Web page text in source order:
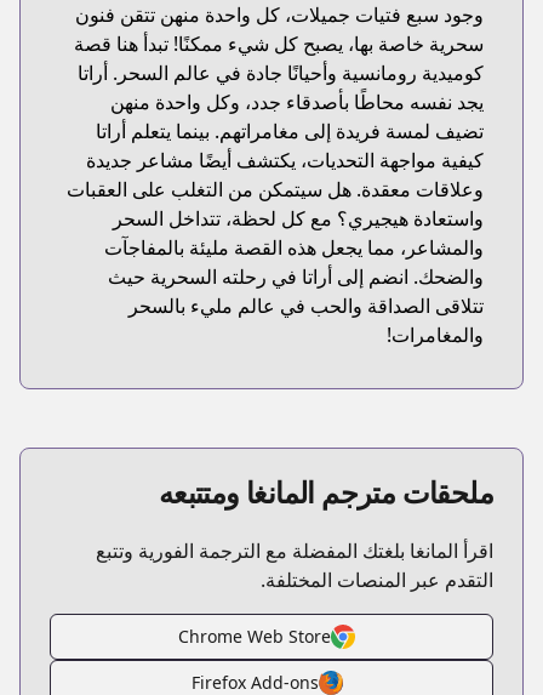
وجود سبع فتيات جميلات، كل واحدة منهن تتقن فنون
سحرية خاصة بها، يصبح كل شيء ممكنًا! تبدأ هنا قصة
كوميدية رومانسية وأحيانًا جادة في عالم السحر. أراتا
يجد نفسه محاطًا بأصدقاء جدد، وكل واحدة منهن
تضيف لمسة فريدة إلى مغامراتهم. بينما يتعلم أراتا
كيفية مواجهة التحديات، يكتشف أيضًا مشاعر جديدة
وعلاقات معقدة. هل سيتمكن من التغلب على العقبات
واستعادة هيجيري؟ مع كل لحظة، تتداخل السحر
والمشاعر، مما يجعل هذه القصة مليئة بالمفاجآت
والضحك. انضم إلى أراتا في رحلته السحرية حيث
تتلاقى الصداقة والحب في عالم مليء بالسحر
والمغامرات!
ملحقات مترجم المانغا ومتتبعه
اقرأ المانغا بلغتك المفضلة مع الترجمة الفورية وتتبع
التقدم عبر المنصات المختلفة.
Chrome Web Store
Firefox Add-ons